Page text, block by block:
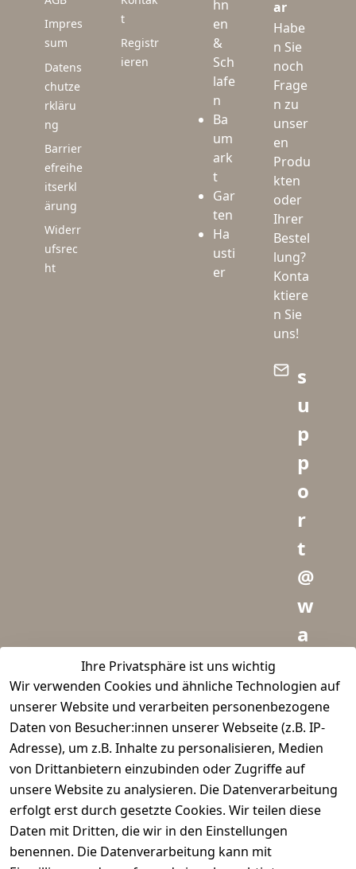
Ihre Privatsphäre ist uns wichtig
Wir verwenden Cookies und ähnliche Technologien auf
unserer Website und verarbeiten personenbezogene
Daten von Besucher:innen unserer Webseite (z.B. IP-
Adresse), um z.B. Inhalte zu personalisieren, Medien
von Drittanbietern einzubinden oder Zugriffe auf
unsere Website zu analysieren. Die Datenverarbeitung
erfolgt erst durch gesetzte Cookies. Wir teilen diese
Daten mit Dritten, die wir in den Einstellungen
benennen. Die Datenverarbeitung kann mit
Impres
sum
Datens
chutze
rkläru
ng
Barrier
efreihe
itserkl
ärung
Widerr
ufsrec
ht
t
Registr
ieren
hn
en
&
Sch
lafe
n
Ba
um
ark
t
Gar
ten
Ha
usti
er
ar
Habe
n Sie
noch
Frage
n zu
unser
en
Produ
kten
oder
Ihrer
Bestel
lung?
Konta
ktiere
n Sie
uns!
s
u
p
p
o
r
t
@
w
a
d
m
e
i
s